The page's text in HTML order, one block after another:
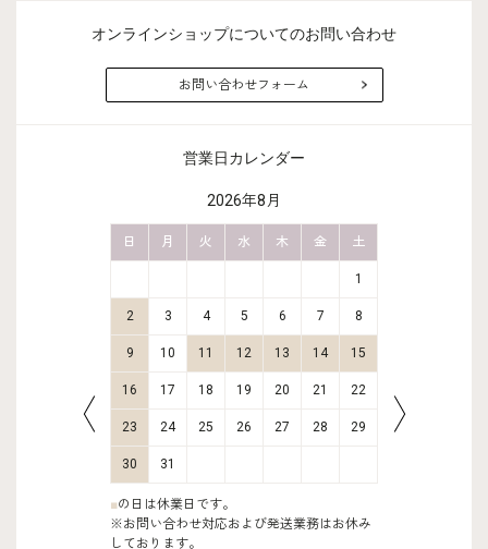
オンラインショップについてのお問い合わせ
お問い合わせフォーム
営業日カレンダー
2026年8月
日 月 火 水 木 金 土
1
2 3 4 5 6 7 8
9 10 11 12 13 14 15
16 17 18 19 20 21 22
23 24 25 26 27 28 29
30 31
■の日は休業日です。
※お問い合わせ対応および発送業務はお休み
しております。